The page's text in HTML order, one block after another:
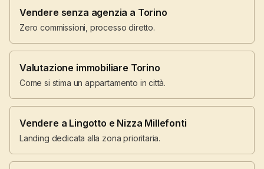
Vendere senza agenzia a Torino
Zero commissioni, processo diretto.
Valutazione immobiliare Torino
Come si stima un appartamento in città.
Vendere a Lingotto e Nizza Millefonti
Landing dedicata alla zona prioritaria.